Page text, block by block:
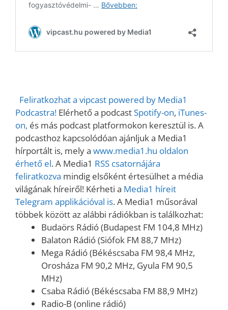
Feliratkozhat a vipcast powered by Media1
Podcastra! Elérhető a podcastSpotify-on, iTunes-
on, és más podcast platformokon keresztül is. A
podcasthoz kapcsolódóan ajánljuk a Media1
hírportált is, mely a www.media1.hu oldalon
érhető el. A Media1 RSS csatornájára
feliratkozva mindig elsőként értesülhet a média
világának híreiről! Kérheti a Media1 híreit
Telegram applikációval is. A Media1 műsorával
többek között az alábbi rádiókban is találkozhat:
Budaörs Rádió (Budapest FM 104,8 MHz)
Balaton Rádió (Siófok FM 88,7 MHz)
Mega Rádió (Békéscsaba FM 98,4 MHz,
Orosháza FM 90,2 MHz, Gyula FM 90,5
MHz)
Csaba Rádió (Békéscsaba FM 88,9 MHz)
Radio-B (online rádió)